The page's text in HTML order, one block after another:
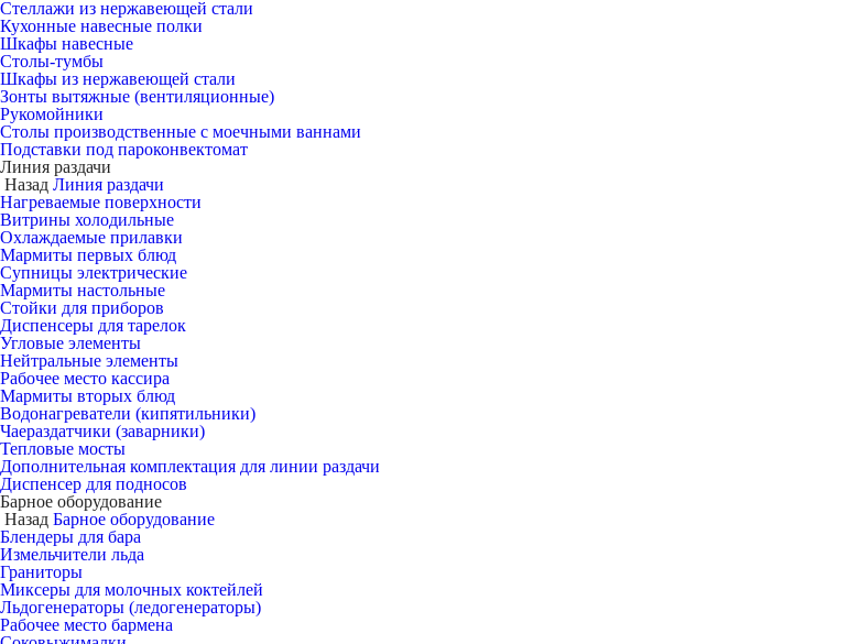
Стеллажи из нержавеющей стали
Кухонные навесные полки
Шкафы навесные
Столы-тумбы
Шкафы из нержавеющей стали
Зонты вытяжные (вентиляционные)
Рукомойники
Столы производственные с моечными ваннами
Подставки под пароконвектомат
Линия раздачи
Назад Линия раздачи
Нагреваемые поверхности
Витрины холодильные
Охлаждаемые прилавки
Мармиты первых блюд
Супницы электрические
Мармиты настольные
Стойки для приборов
Диспенсеры для тарелок
Угловые элементы
Нейтральные элементы
Рабочее место кассира
Мармиты вторых блюд
Водонагреватели (кипятильники)
Чаераздатчики (заварники)
Тепловые мосты
Дополнительная комплектация для линии раздачи
Диспенсер для подносов
Барное оборудование
Назад Барное оборудование
Блендеры для бара
Измельчители льда
Граниторы
Миксеры для молочных коктейлей
Льдогенераторы (ледогенераторы)
Рабочее место бармена